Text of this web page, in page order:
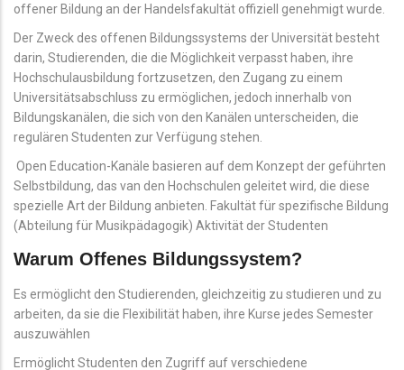
offener Bildung an der Handelsfakultät offiziell genehmigt wurde.
Der Zweck des offenen Bildungssystems der Universität besteht
darin, Studierenden, die die Möglichkeit verpasst haben, ihre
Hochschulausbildung fortzusetzen, den Zugang zu einem
Universitätsabschluss zu ermöglichen, jedoch innerhalb von
Bildungskanälen, die sich von den Kanälen unterscheiden, die
regulären Studenten zur Verfügung stehen.
Open Education-Kanäle basieren auf dem Konzept der geführten
Selbstbildung, das van den Hochschulen geleitet wird, die diese
spezielle Art der Bildung anbieten. Fakultät für spezifische Bildung
(Abteilung für Musikpädagogik) Aktivität der Studenten
Warum Offenes Bildungssystem?
Es ermöglicht den Studierenden, gleichzeitig zu studieren und zu
arbeiten, da sie die Flexibilität haben, ihre Kurse jedes Semester
auszuwählen
Ermöglicht Studenten den Zugriff auf verschiedene